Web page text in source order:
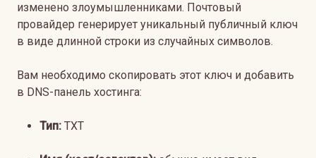
изменено злоумышленниками. Почтовый
провайдер генерирует уникальный публичный ключ
в виде длинной строки из случайных символов.
Вам необходимо скопировать этот ключ и добавить
в DNS-панель хостинга:
Тип: TXT